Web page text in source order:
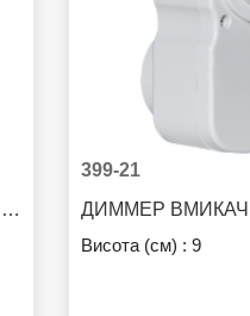
РЕГУЛЯТОР СВІТЛА З КАБЕЛЕМ CORD DIMMER
399-21
ДИММЕР ВМИКАЧ
Висота (см) : 9